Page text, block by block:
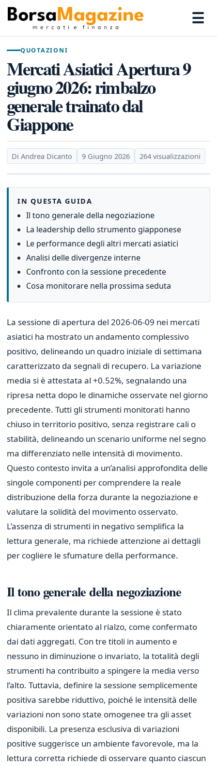
☰
QUOTAZIONI
Mercati Asiatici Apertura 9
giugno 2026: rimbalzo
generale trainato dal
Giappone
Di Andrea Dicanto 9 Giugno 2026 264 visualizzazioni
IN QUESTA GUIDA
Il tono generale della negoziazione
La leadership dello strumento giapponese
Le performance degli altri mercati asiatici
Analisi delle divergenze interne
Confronto con la sessione precedente
Cosa monitorare nella prossima seduta
La sessione di apertura del 2026-06-09 nei mercati
asiatici ha mostrato un andamento complessivo
positivo, delineando un quadro iniziale di settimana
caratterizzato da segnali di recupero. La variazione
media si è attestata al +0.52%, segnalando una
ripresa netta dopo le dinamiche osservate nel giorno
precedente. Tutti gli strumenti monitorati hanno
chiuso in territorio positivo, senza registrare cali o
stabilità, delineando un scenario uniforme nel segno
ma differenziato nelle intensità di movimento.
Questo contesto invita a un’analisi approfondita delle
singole componenti per comprendere la reale
distribuzione della forza durante la negoziazione e
valutare la solidità del movimento osservato.
L’assenza di strumenti in negativo semplifica la
lettura generale, ma richiede attenzione ai dettagli
per cogliere le sfumature della performance.
Il tono generale della negoziazione
Il clima prevalente durante la sessione è stato
chiaramente orientato al rialzo, come confermato
dai dati aggregati. Con tre titoli in aumento e
nessuno in diminuzione o invariato, la totalità degli
strumenti ha contribuito a spingere la media verso
l’alto. Tuttavia, definire la sessione semplicemente
positiva sarebbe riduttivo, poiché le intensità delle
variazioni non sono state omogenee tra gli asset
disponibili. La presenza esclusiva di variazioni
positive suggerisce un ambiente favorevole, ma la
lettura corretta richiede di osservare quanto ciascun